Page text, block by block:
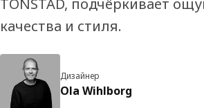
TONSTAD, подчёркивает
качества и стиля.
Дизайнер
Ola Wihlborg